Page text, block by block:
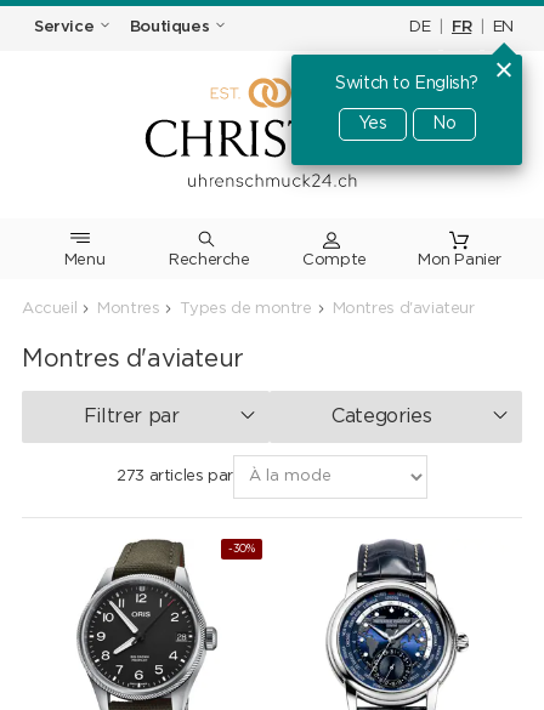
Service Boutiques DE FR EN
Switch to English?
Yes No
Menu Recherche
Accueil Montres Types de montre Montres d'aviateur
Montres d'aviateur
Filtrer par Categories
273 articles par
-30%